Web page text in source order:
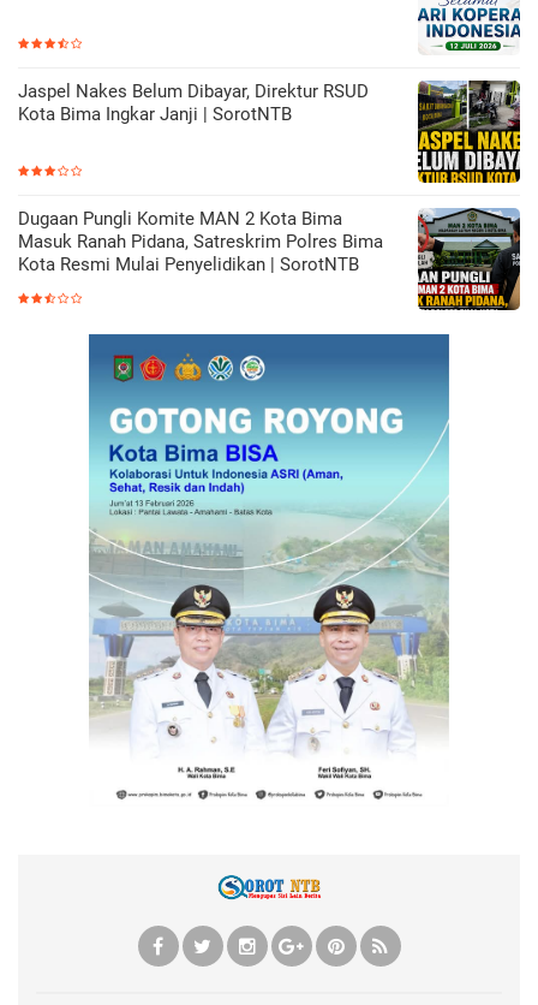
Jaspel Nakes Belum Dibayar, Direktur RSUD
Kota Bima Ingkar Janji | SorotNTB
Dugaan Pungli Komite MAN 2 Kota Bima
Masuk Ranah Pidana, Satreskrim Polres Bima
Kota Resmi Mulai Penyelidikan | SorotNTB